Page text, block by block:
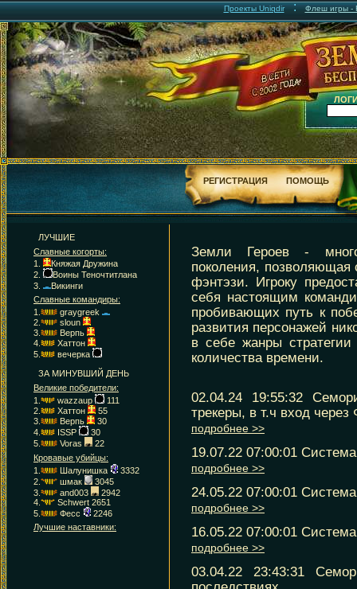
Проекты Uniqdir : Флеш игры -
РЕГИСТРАЦИЯ ПОМОЩЬ